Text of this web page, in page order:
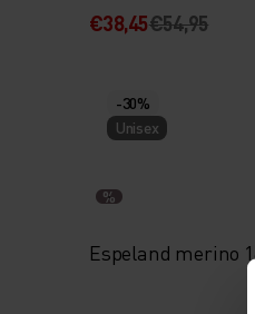
€38,45€54,95
-30%
Unisex
%
Espeland merino